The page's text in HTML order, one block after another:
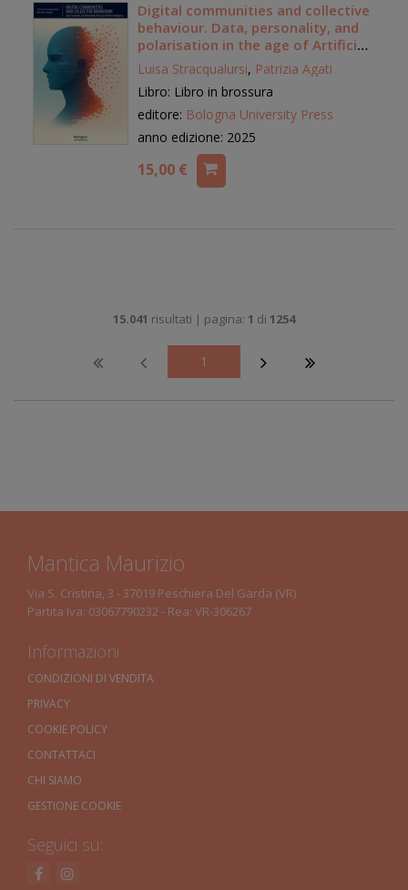
Digital communities and collective
behaviour. Data, personality, and
polarisation in the age of Artificial
Intelligence
Luisa Stracqualursi, Patrizia Agati
Libro: Libro in brossura
editore: Bologna University Press
anno edizione: 2025
15,00 €
15.041 risultati | pagina: 1 di 1254
1
Mantica Maurizio
Via S. Cristina, 3 - 37019 Peschiera Del Garda (VR)
Partita Iva: 03067790232 - Rea: VR-306267
Informazioni
CONDIZIONI DI VENDITA
PRIVACY
COOKIE POLICY
CONTATTACI
CHI SIAMO
GESTIONE COOKIE
Seguici su: